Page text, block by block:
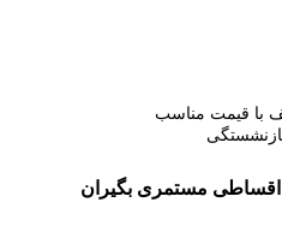
با قیمت مناسب
اقساطی مستمری بگیران